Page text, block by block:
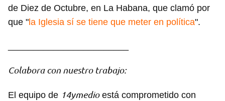
de Diez de Octubre, en La Habana, que clamó por
que " la Iglesia sí se tiene que meter en política".
Colabora con nuestro trabajo:
El equipo de 14ymedioestá comprometido con